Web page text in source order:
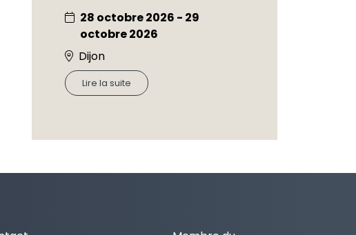
28 octobre 2026 - 29
octobre 2026
Dijon
Lire la suite